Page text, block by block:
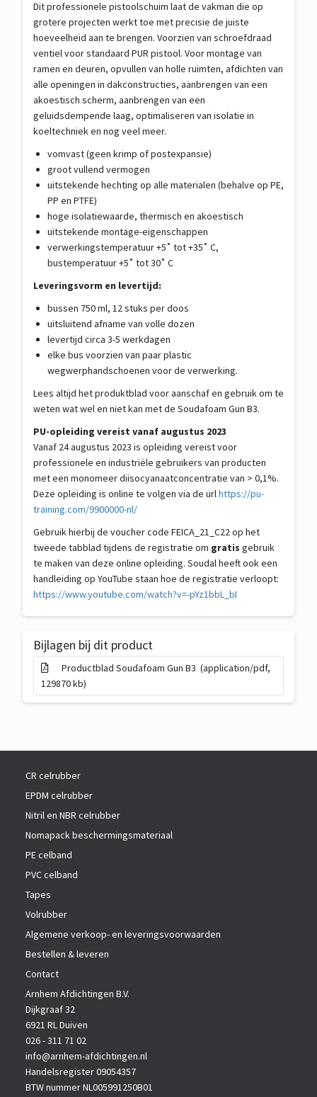
Dit professionele pistoolschuim laat de vakman die op
grotere projecten werkt toe met precisie de juiste
hoeveelheid aan te brengen. Voorzien van schroefdraad
ventiel voor standaard PUR pistool. Voor montage van
ramen en deuren, opvullen van holle ruimten, afdichten van
alle openingen in dakconstructies, aanbrengen van een
akoestisch scherm, aanbrengen van een
geluidsdempende laag, optimaliseren van isolatie in
koeltechniek en nog veel meer.
vomvast (geen krimp of postexpansie)
groot vullend vermogen
uitstekende hechting op alle materialen (behalve op PE,
PP en PTFE)
hoge isolatiewaarde, thermisch en akoestisch
uitstekende montage-eigenschappen
verwerkingstemperatuur +5˚ tot +35˚ C,
bustemperatuur +5˚ tot 30˚ C
Leveringsvorm en levertijd:
bussen 750 ml, 12 stuks per doos
uitsluitend afname van volle dozen
levertijd circa 3-5 werkdagen
elke bus voorzien van paar plastic
wegwerphandschoenen voor de verwerking.
Lees altijd het produktblad voor aanschaf en gebruik om te
weten wat wel en niet kan met de Soudafoam Gun B3.
PU-opleiding vereist vanaf augustus 2023
Vanaf 24 augustus 2023 is opleiding vereist voor
professionele en industriële gebruikers van producten
met een monomeer diisocyanaatconcentratie van > 0,1%.
Deze opleiding is online te volgen via de urlhttps://pu-
training.com/9900000-nl/
Gebruik hierbij de voucher code FEICA_21_C22 op het
tweede tabblad tijdens de registratie om gratis gebruik
te maken van deze online opleiding. Soudal heeft ook een
handleiding op YouTube staan hoe de registratie verloopt:
https://www.youtube.com/watch?v=-pYz1bbL_bI
Bijlagen bij dit product
Productblad Soudafoam Gun B3 (application/pdf,
129870 kb)
CR celrubber
EPDM celrubber
Nitril en NBR celrubber
Nomapack beschermingsmateriaal
PE celband
PVC celband
Tapes
Volrubber
Algemene verkoop- en leveringsvoorwaarden
Bestellen & leveren
Contact
Arnhem Afdichtingen B.V.
Dijkgraaf 32
6921 RL Duiven
026 - 311 71 02
info@arnhem-afdichtingen.nl
Handelsregister 09054357
BTW nummer NL005991250B01